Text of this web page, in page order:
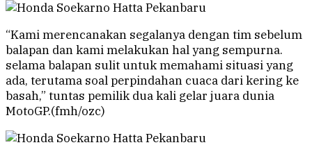
“Kami merencanakan segalanya dengan tim sebelum
balapan dan kami melakukan hal yang sempurna.
selama balapan sulit untuk memahami situasi yang
ada, terutama soal perpindahan cuaca dari kering ke
basah,” tuntas pemilik dua kali gelar juara dunia
MotoGP.(fmh/ozc)